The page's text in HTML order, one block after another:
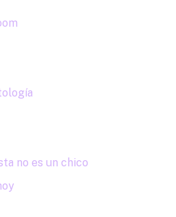
no es un chico